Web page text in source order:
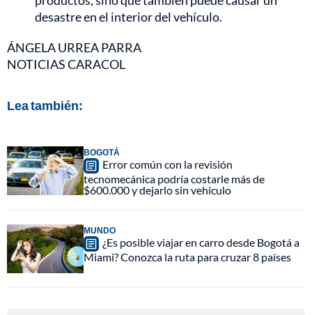
desastre en el interior del vehículo.
ÁNGELA URREA PARRA
NOTICIAS CARACOL
Lea también:
BOGOTÁ
Error común con la revisión
tecnomecánica podría costarle más de
$600.000 y dejarlo sin vehículo
MUNDO
¿Es posible viajar en carro desde Bogotá a
Miami? Conozca la ruta para cruzar 8 países